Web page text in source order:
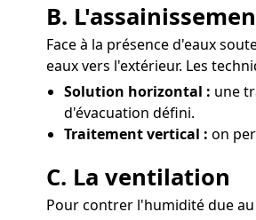
B.
Face à la présence d'eaux
eaux vers l'extérieur. Les
Solution horizontal : une
d'évacuation défini.
Traitement vertical : on
C. La ventilation
Pour contrer l'humidité due